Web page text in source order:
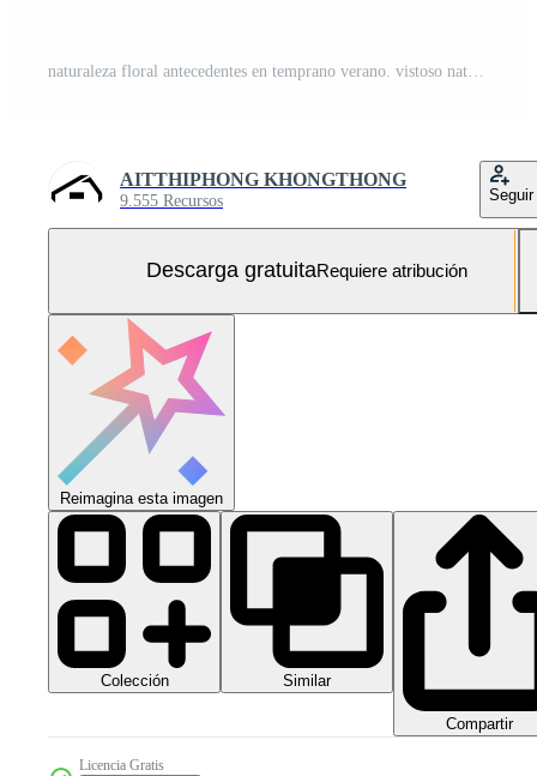
AITTHIPHONG KHONGTHONG
9.555 Recursos Seguir
Descarga gratuitaRequiere atribución
Reimagina esta imagen
Colección Similar
Compartir
Licencia Gratis